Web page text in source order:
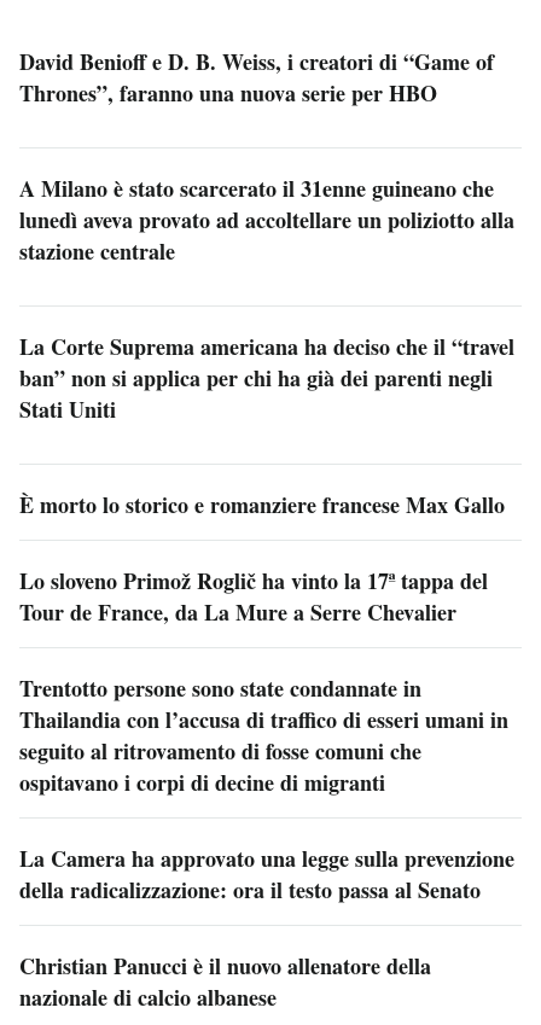
David Benioff e D. B. Weiss, i creatori di “Game of
Thrones”, faranno una nuova serie per HBO
A Milano è stato scarcerato il 31enne guineano che
lunedì aveva provato ad accoltellare un poliziotto alla
stazione centrale
La Corte Suprema americana ha deciso che il “travel
ban” non si applica per chi ha già dei parenti negli
Stati Uniti
È morto lo storico e romanziere francese Max Gallo
Lo sloveno Primož Roglič ha vinto la 17ª tappa del
Tour de France, da La Mure a Serre Chevalier
Trentotto persone sono state condannate in
Thailandia con l’accusa di traffico di esseri umani in
seguito al ritrovamento di fosse comuni che
ospitavano i corpi di decine di migranti
La Camera ha approvato una legge sulla prevenzione
della radicalizzazione: ora il testo passa al Senato
Christian Panucci è il nuovo allenatore della
nazionale di calcio albanese